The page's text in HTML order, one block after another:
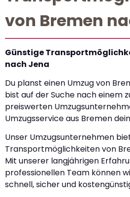
von Bremen
Günstige
nach Jena
Du planst einen Umzug von
bist auf der Suche nach einem
preiswerten
Umzugsservice aus Bremen
Unser Umzugsunternehmen
Transportmöglichkeiten von
Mit unserer langjährigen
professionellen Team können
schnell, sicher und